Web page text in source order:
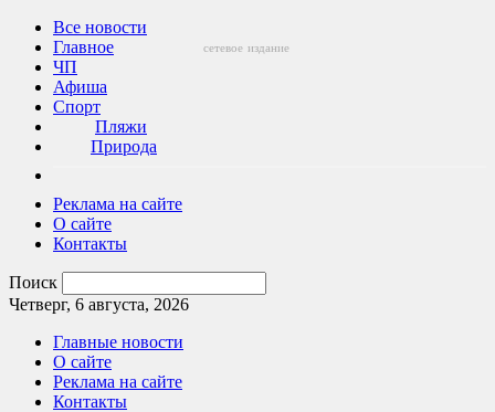
Все новости
Главное
ЧП
Афиша
Спорт
Пляжи
Природа
Реклама на сайте
О сайте
Контакты
Поиск
Четверг, 6 августа, 2026
Главные новости
О сайте
Реклама на сайте
Контакты
сетевое издание